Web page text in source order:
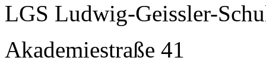
LGS Ludwig-Geissler-
Akademiestraße 41